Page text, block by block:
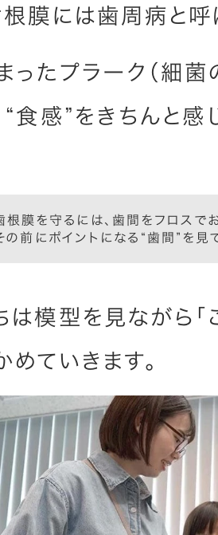
根膜には歯周病と
ったプラーク（細
“食感”をきちんと
根膜を守るには、歯間をフロス
の前にポイントになる“歯間”を見
は模型を見ながら「
めていきます。